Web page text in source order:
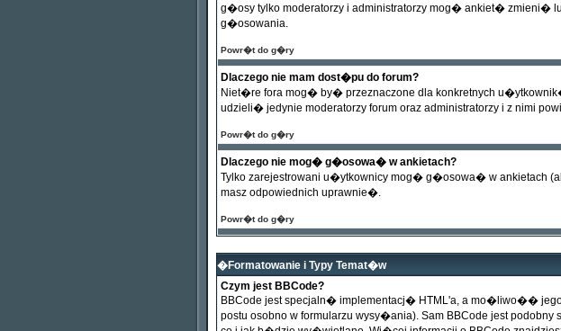
g�osy tylko moderatorzy i administratorzy mog� ankiet� zmieni�
g�osowania.
Powr�t do g�ry
Dlaczego nie mam dost�pu do forum?
Niet�re fora mog� by� przeznaczone dla konkretnych
udzieli� jedynie moderatorzy forum oraz administratorzy i z nimi
Powr�t do g�ry
Dlaczego nie mog� g�osowa� w ankietach?
Tylko zarejestrowani u�ytkownicy mog� g�osowa� w
masz odpowiednich uprawnie�.
Powr�t do g�ry
�Formatowanie i Typy Temat�w
Czym jest BBCode?
BBCode jest specjaln� implementacj� HTML'a, a mo�liwo��
postu osobno w formularzu wysy�ania). Sam BBCode jest